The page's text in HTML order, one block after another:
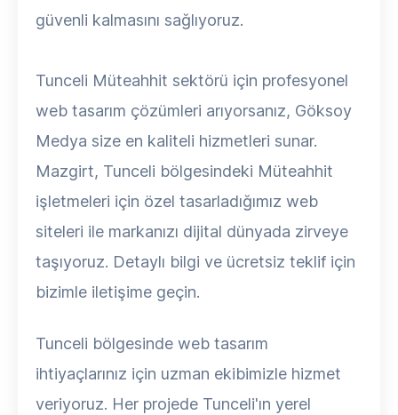
güvenli kalmasını sağlıyoruz.
Tunceli Müteahhit sektörü için profesyonel
web tasarım çözümleri arıyorsanız, Göksoy
Medya size en kaliteli hizmetleri sunar.
Mazgirt, Tunceli bölgesindeki Müteahhit
işletmeleri için özel tasarladığımız web
siteleri ile markanızı dijital dünyada zirveye
taşıyoruz. Detaylı bilgi ve ücretsiz teklif için
bizimle iletişime geçin.
Tunceli bölgesinde web tasarım
ihtiyaçlarınız için uzman ekibimizle hizmet
veriyoruz. Her projede Tunceli'ın yerel